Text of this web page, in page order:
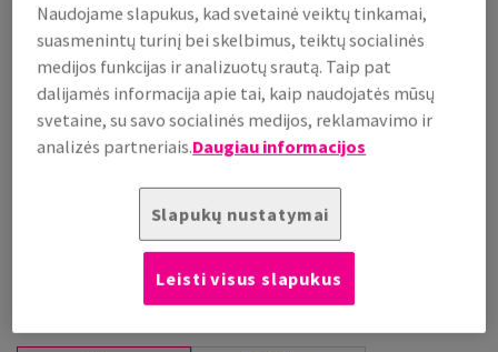
už 1 000 lap.
(85 kg )
PALAIKOMA SANDĖLYJE
Kiekių palyginimas
lap.
Naudojame slapukus, kad svetainė veiktų tinkamai,
suasmenintų turinį bei skelbimus, teiktų socialinės
medijos funkcijas ir analizuotų srautą. Taip pat
dalijamės informacija apie tai, kaip naudojatės mūsų
svetaine, su savo socialinės medijos, reklamavimo ir
analizės partneriais.Daugiau informacijos
Slapukų nustatymai
Leisti visus slapukus